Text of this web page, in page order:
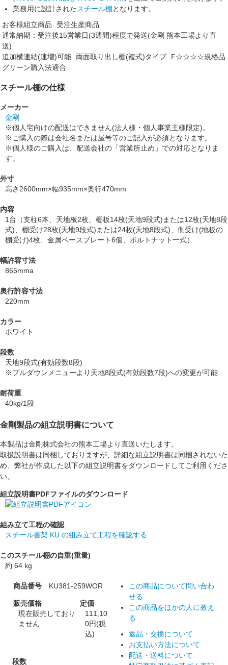
業務用に設計された スチール棚となります。
お客様組立商品
受注生産商品
通常納期：受注後15営業日(3週間)程度で発送(金剛 熊本工場より直
送)
追加横連結(連増)可能
両面取り出し棚(複式)タイプ F☆☆☆☆規格品
グリーン購入法適合
スチール棚の仕様
メーカー
金剛
※個人宅向けの配送はできません(法人様・個人事業主様限定)。
※ご購入の際は会社名または屋号等のご記入が必須となります。
※個人様のご購入は、配送会社の「営業所止め」での対応となりま
す。
外寸
高さ2600mm×幅935mm×奥行470mm
内容
1台（支柱6本、天地板2枚、棚板14枚(天地9段式)または12枚(天地8段
式)、棚受け28枚(天地9段式)または24枚(天地8段式)、側受け(地板の
棚受け)4枚、金属ベースプレート6個、ボルトナット一式）
幅許容寸法
865mma
奥行許容寸法
220mm
カラー
ホワイト
段数
天地9段式(有効段数8段)
※プルダウンメニューより天地8段式(有効段数7段)への変更が可能
耐荷重
40kg/1段
金剛製品の組立説明書について
本製品は金剛株式会社の熊本工場より直送いたします。
取扱説明書は同梱しておりますが、 詳細な組立説明書は同梱されないた
め、弊社が作成した以下の組立説明書をダウンロードしてご利用くださ
い。
組立説明書PDFファイルのダウンロード
組み立て工程の確認
スチール書架 KU の組み立て工程を確認する
このスチール棚の自重(重量)
約 64 kg
商品番号 KU381-259WOR
販売価格
現在販売しており
ません
定価
111,10
0円(税
込)
段数
この商品について問い合わ
せる
この商品をほかの人に教え
る
返品・交換について
お支払い方法について
配送・送料について